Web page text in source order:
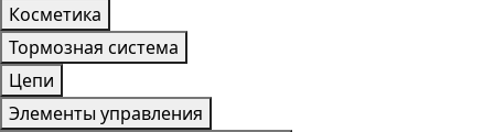
Косметика
Тормозная система
Цепи
Элементы управления